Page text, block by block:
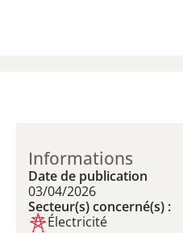
Informations
Date de publication
03/04/2026
Secteur(s) concerné(s) :
Électricité